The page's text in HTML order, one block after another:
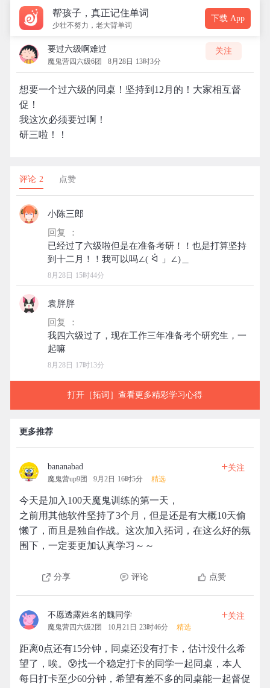
帮孩子，真正记住单词
少壮不努力，老大背单词
下载 App
要过六级啊难过
魔鬼营四六级6团 8月28日 13时3分
关注
想要一个过六级的同桌！坚持到12月的！大家相互督
促！
我这次必须要过啊！
研三啦！！
评论 2 点赞
小陈三郎
回复 ：
已经过了六级啦但是在准备考研！！也是打算坚持
8月28日 15时44分
袁胖胖
回复 ：
我四六级过了，现在工作三年准备考个研究生，一
8月28日 17时13分
打开［拓词］查看更多精彩学习心得
更多推荐
bananabad
魔鬼营up9团 9月2日 16时5分 精选
+关注
今天是加入100天魔鬼训练的第一天，
之前用其他软件坚持了3个月，但是还是有大概10天偷
懒了，而且是独自作战。这次加入拓词，在这么好的氛
围下，一定要更加认真学习～～
分享 评论 点赞
不愿透露姓名的魏同学
魔鬼营四六级2团 10月21日 23时46分 精选
+关注
距离0点还有15分钟，同桌还没有打卡，估计没什么希
望了，唉。😰找一个稳定打卡的同学一起同桌，本人
每日打卡至少60分钟，希望有差不多的同桌能一起督促